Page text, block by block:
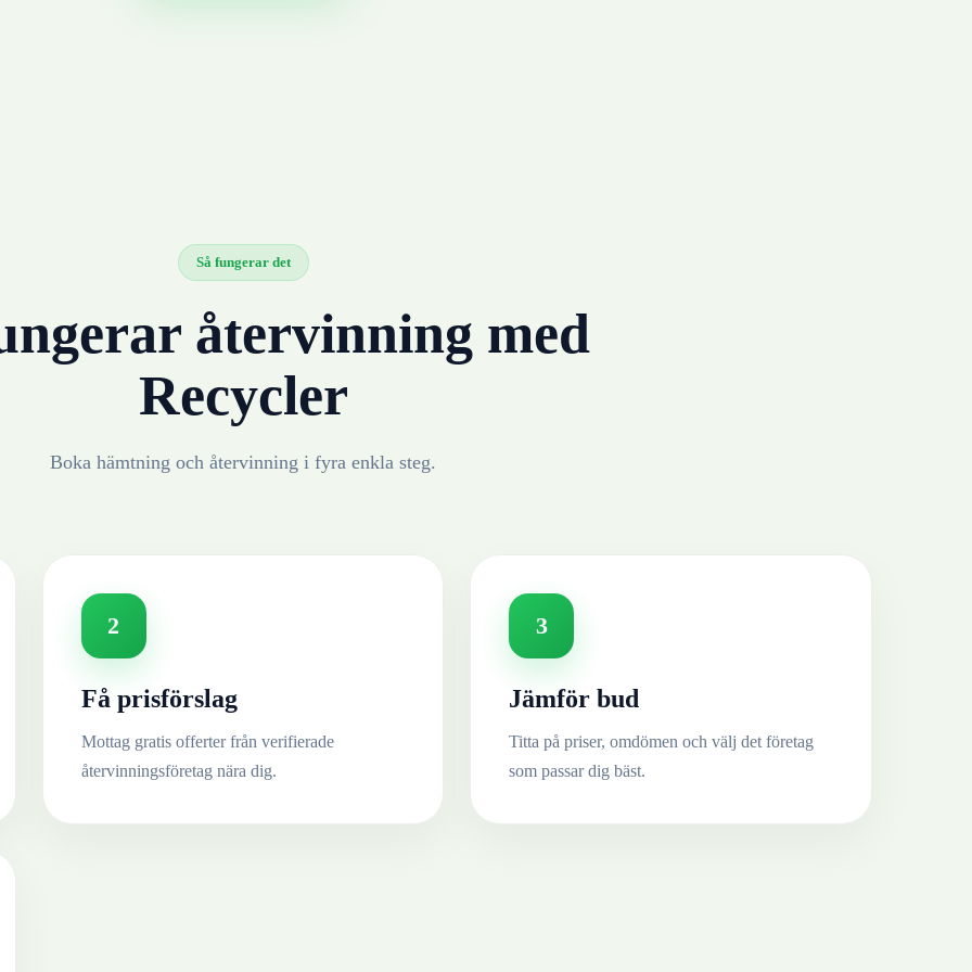
Så fungerar det
återvinning med
Recycler
Boka hämtning och återvinning i fyra enkla steg.
2
Få prisförslag
Mottag gratis offerter från verifierade
återvinningsföretag nära dig.
3
Jämför bud
Titta på priser, omdömen och välj det företag
som passar dig bäst.